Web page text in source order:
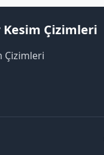
Kesim Çizimleri
Çizimleri